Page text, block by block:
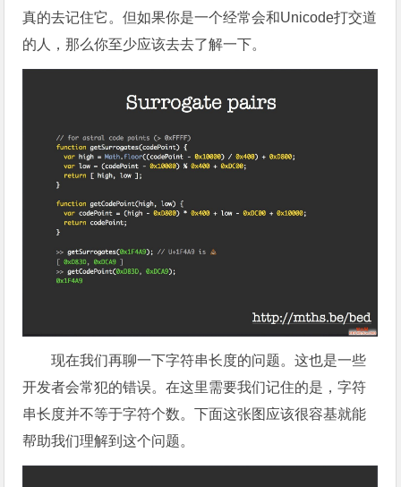
真的去记住它。但如果你是一个经常会和Unicode打交道
的人，那么你至少应该去去了解一下。
现在我们再聊一下字符串长度的问题。这也是一些
开发者会常犯的错误。在这里需要我们记住的是，字符
串长度并不等于字符个数。下面这张图应该很容基就能
帮助我们理解到这个问题。